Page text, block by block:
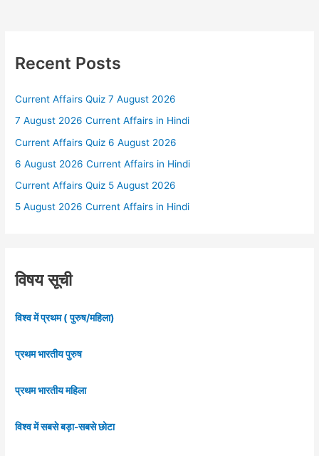
Recent Posts
Current Affairs Quiz 7 August 2026
7 August 2026 Current Affairs in Hindi
Current Affairs Quiz 6 August 2026
6 August 2026 Current Affairs in Hindi
Current Affairs Quiz 5 August 2026
5 August 2026 Current Affairs in Hindi
विषय सूची
विश्व में प्रथम ( पुरुष/महिला)
प्रथम भारतीय पुरुष
प्रथम भारतीय महिला
विश्व में सबसे बड़ा-सबसे छोटा